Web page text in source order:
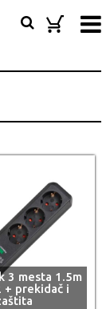
3 mesta 1.5m
+ prekidač i